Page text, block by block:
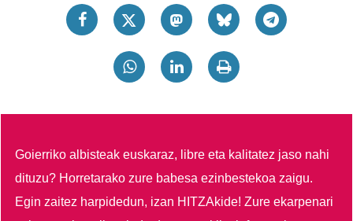
Goierriko albisteak euskaraz, libre eta kalitatez jaso nahi
dituzu? Horretarako zure babesa ezinbestekoa zaigu.
Egin zaitez harpidedun, izan HITZAkide!Zure ekarpenari